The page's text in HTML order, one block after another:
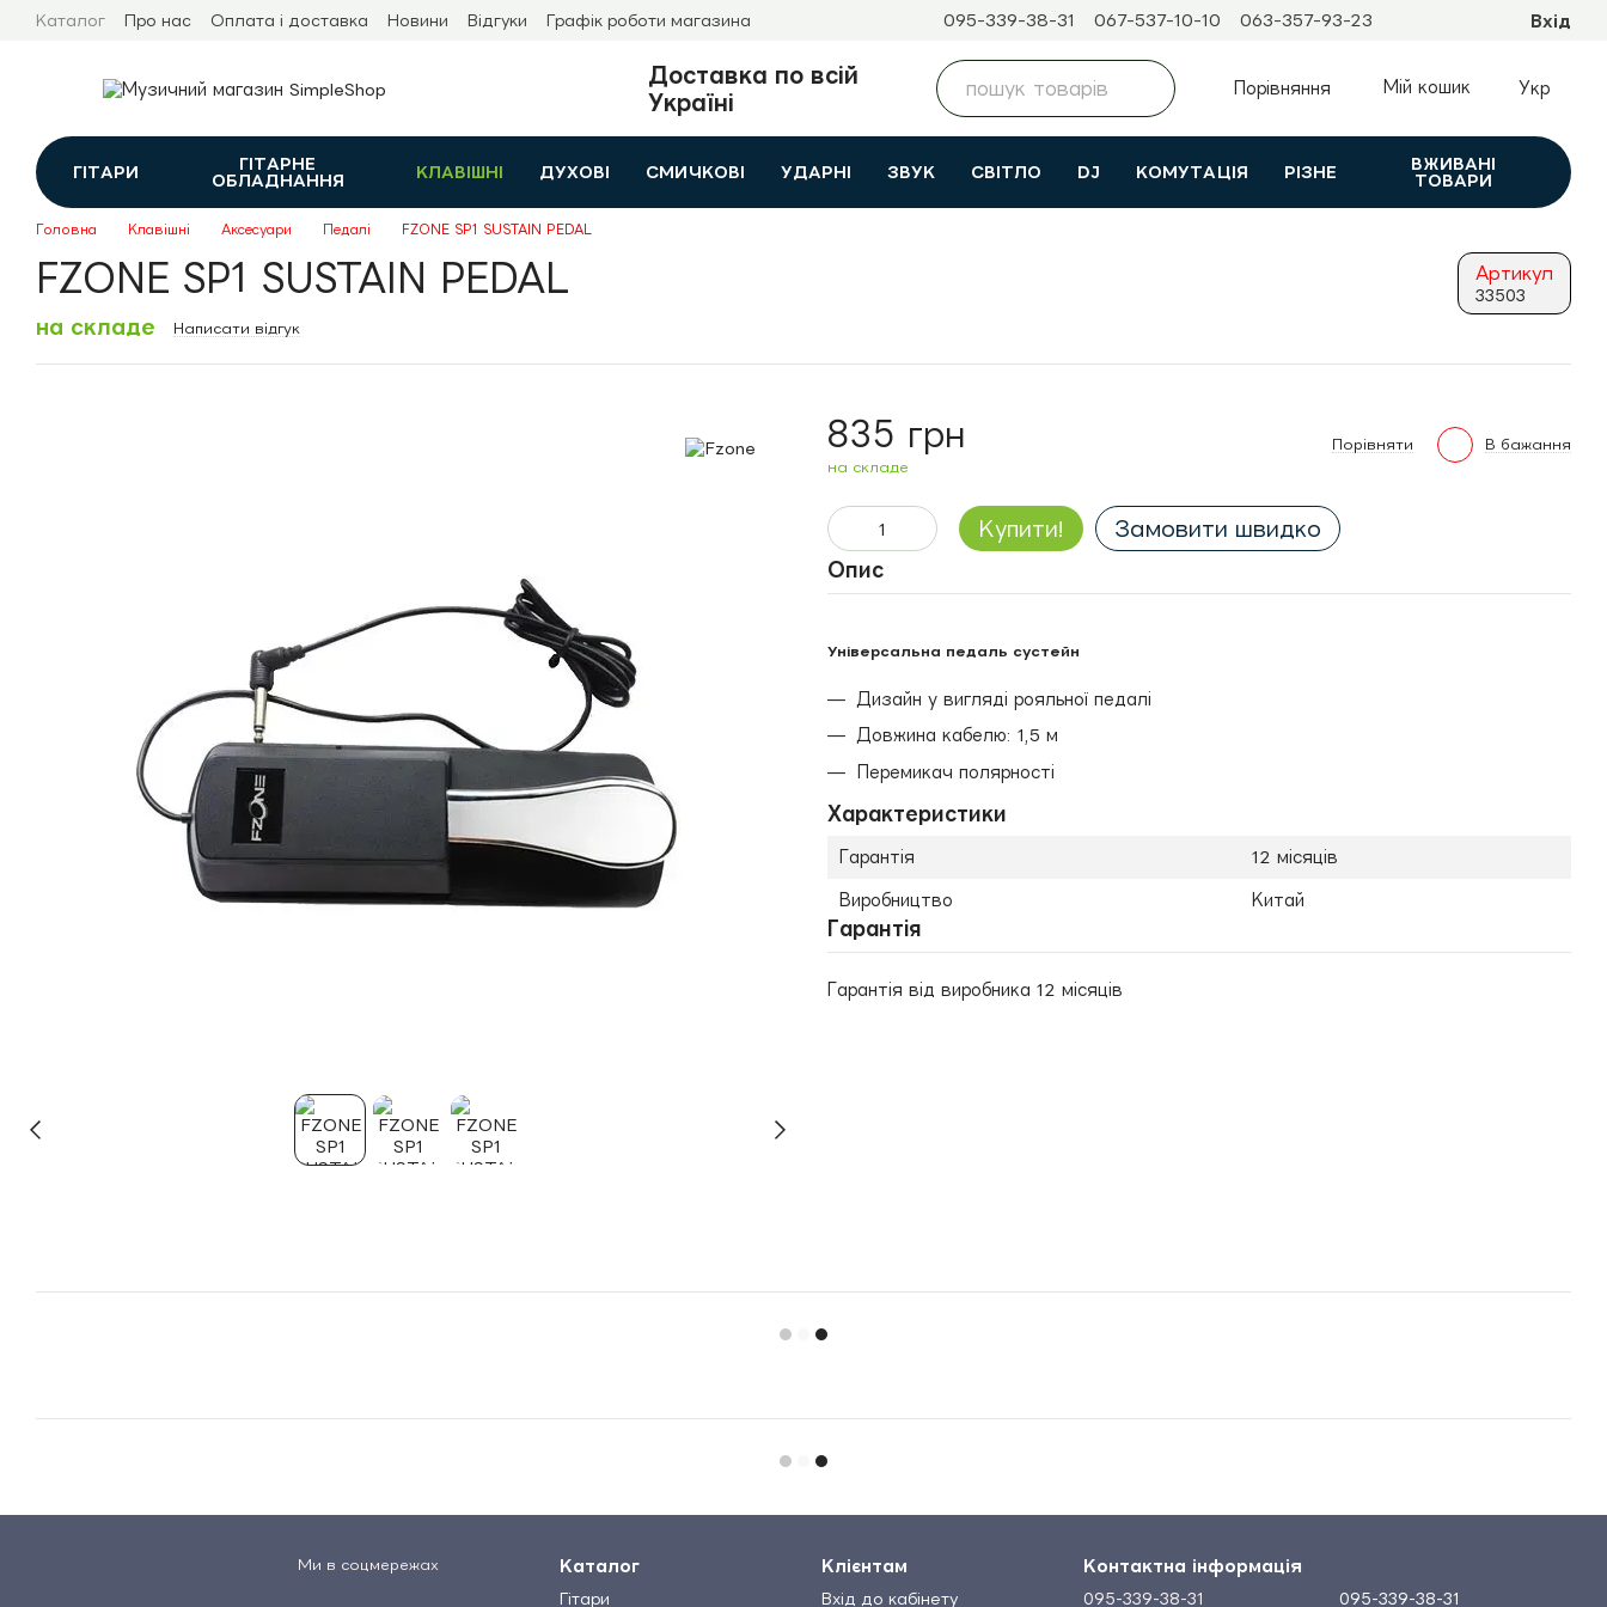
Перейти до основного контенту
Каталог Про нас Оплата і доставка Новини Відгуки Графік роботи магазина 095-339-38-31 067-537-10-10 063-357-93-23 Вхід
Доставка по всій
Україні
Порівняння Мій кошик Укр
ГІТАРИ
ГІТАРНЕ
ОБЛАДНАННЯ
КЛАВІШНІ ДУХОВІ СМИЧКОВІ УДАРНІ ЗВУК СВІТЛО DJ КОМУТАЦІЯ РІЗНЕ
ВЖИВАНI
ТОВАРИ
Головна Клавішні Аксесуари Педалі FZONE SP1 SUSTAIN PEDAL
FZONE SP1 SUSTAIN PEDAL Артикул
33503
на складе Написати відгук
835 грн
на складе
Порівняти В бажання
Купити! Замовити швидко
Опис
Універсальна педаль сустейн
Дизайн у вигляді рояльної педалі
Довжина кабелю: 1,5 м
Перемикач полярності
Характеристики
Гарантія 12 місяців
Виробництво Китай
Гарантія
Гарантія від виробника 12 місяців
Ми в соцмережах Каталог
Гітари
Клієнтам
Вхід до кабінету
Контактна інформація
095-339-38-31 095-339-38-31